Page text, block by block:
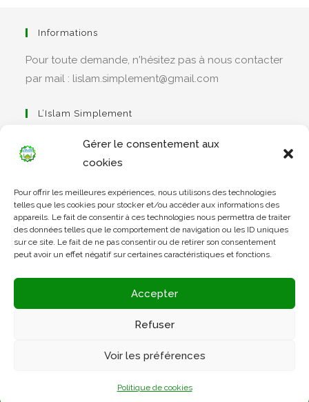
Gérer le consentement aux
cookies
Pour offrir les meilleures expériences, nous utilisons des technologies
telles que les cookies pour stocker et/ou accéder aux informations des
appareils. Le fait de consentir à ces technologies nous permettra de traiter
des données telles que le comportement de navigation ou les ID uniques
sur ce site. Le fait de ne pas consentir ou de retirer son consentement
peut avoir un effet négatif sur certaines caractéristiques et fonctions.
Accepter
Refuser
Voir les préférences
Politique de cookies
Informations
Pour toute demande, n'hésitez pas à nous contacter
par mail : lislam.simplement@gmail.com
L’Islam Simplement
dans
un
nouvel
onglet
Apprendre Le Coran Simplement